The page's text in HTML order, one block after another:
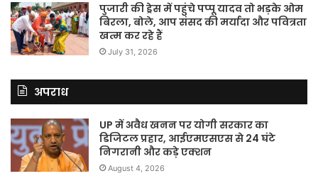
पुजारी की ड्रेस में पहुंचे पप्पू यादव तो भड़के ओम
बिरला, बोले, आप संसद की मर्यादा और पवित्रता
खत्म कर रहे हैं
July 31, 2026
अपराध
UP में अवैध खनन पर योगी सरकार का
डिजिटल प्रहार, आईएमएसएस से 24 घंटे
निगरानी और कड़े एक्शन
August 4, 2026